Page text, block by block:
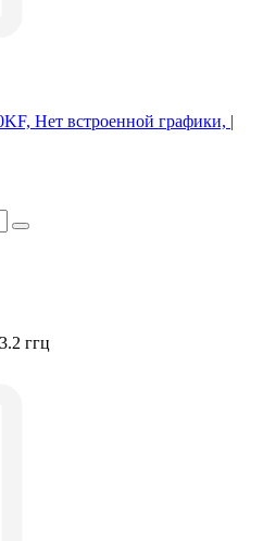
Нет встроенной графики, |
3.2 ггц